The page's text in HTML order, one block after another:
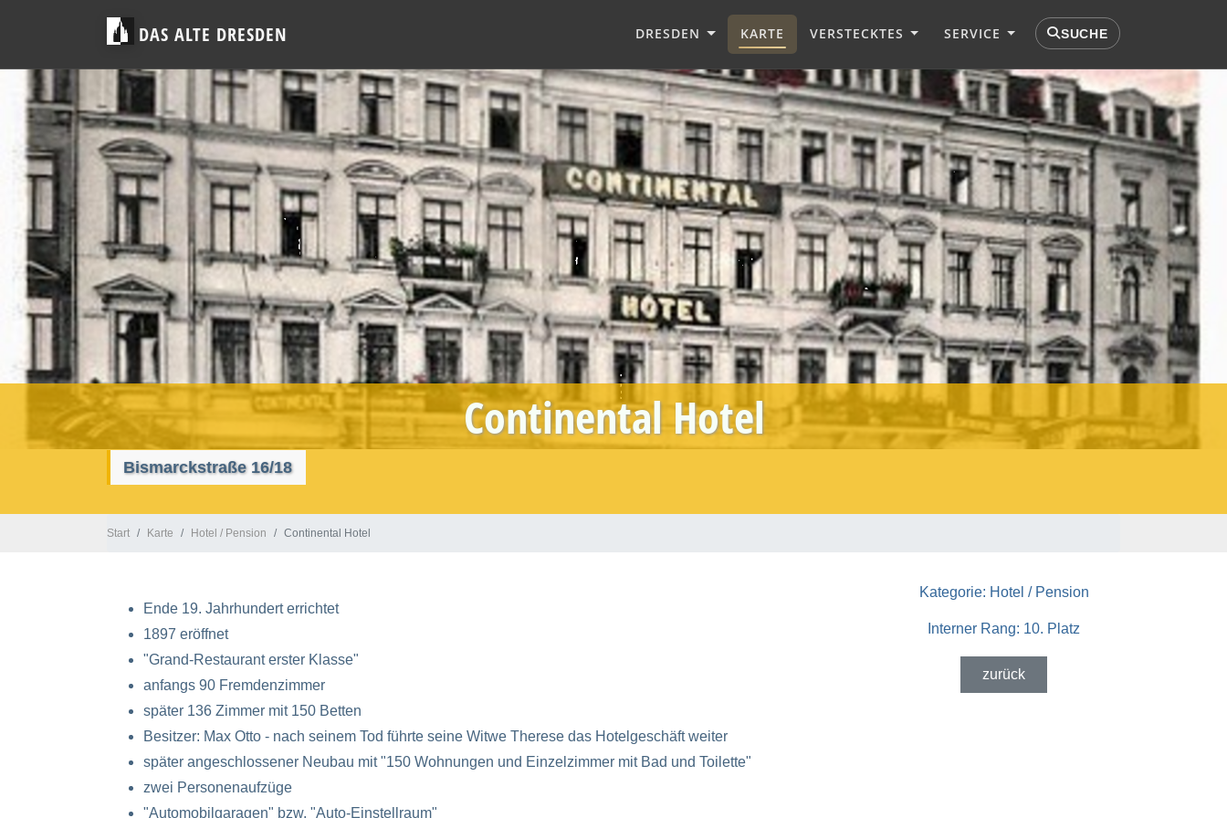
DAS ALTE DRESDEN DRESDEN KARTE VERSTECKTES SERVICE SUCHE
Continental Hotel
Bismarckstraße 16/18
Start Karte Hotel / Pension Continental Hotel
Ende 19. Jahrhundert errichtet
1897 eröffnet
"Grand-Restaurant erster Klasse"
anfangs 90 Fremdenzimmer
später 136 Zimmer mit 150 Betten
Besitzer: Max Otto - nach seinem Tod führte seine Witwe Therese das Hotelgeschäft weiter
später angeschlossener Neubau mit "150 Wohnungen und Einzelzimmer mit Bad und Toilette"
zwei Personenaufzüge
"Automobilgaragen" bzw. "Auto-Einstellraum"
Kategorie: Hotel / Pension
Interner Rang: 10. Platz
zurück